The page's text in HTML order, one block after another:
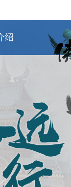
绍